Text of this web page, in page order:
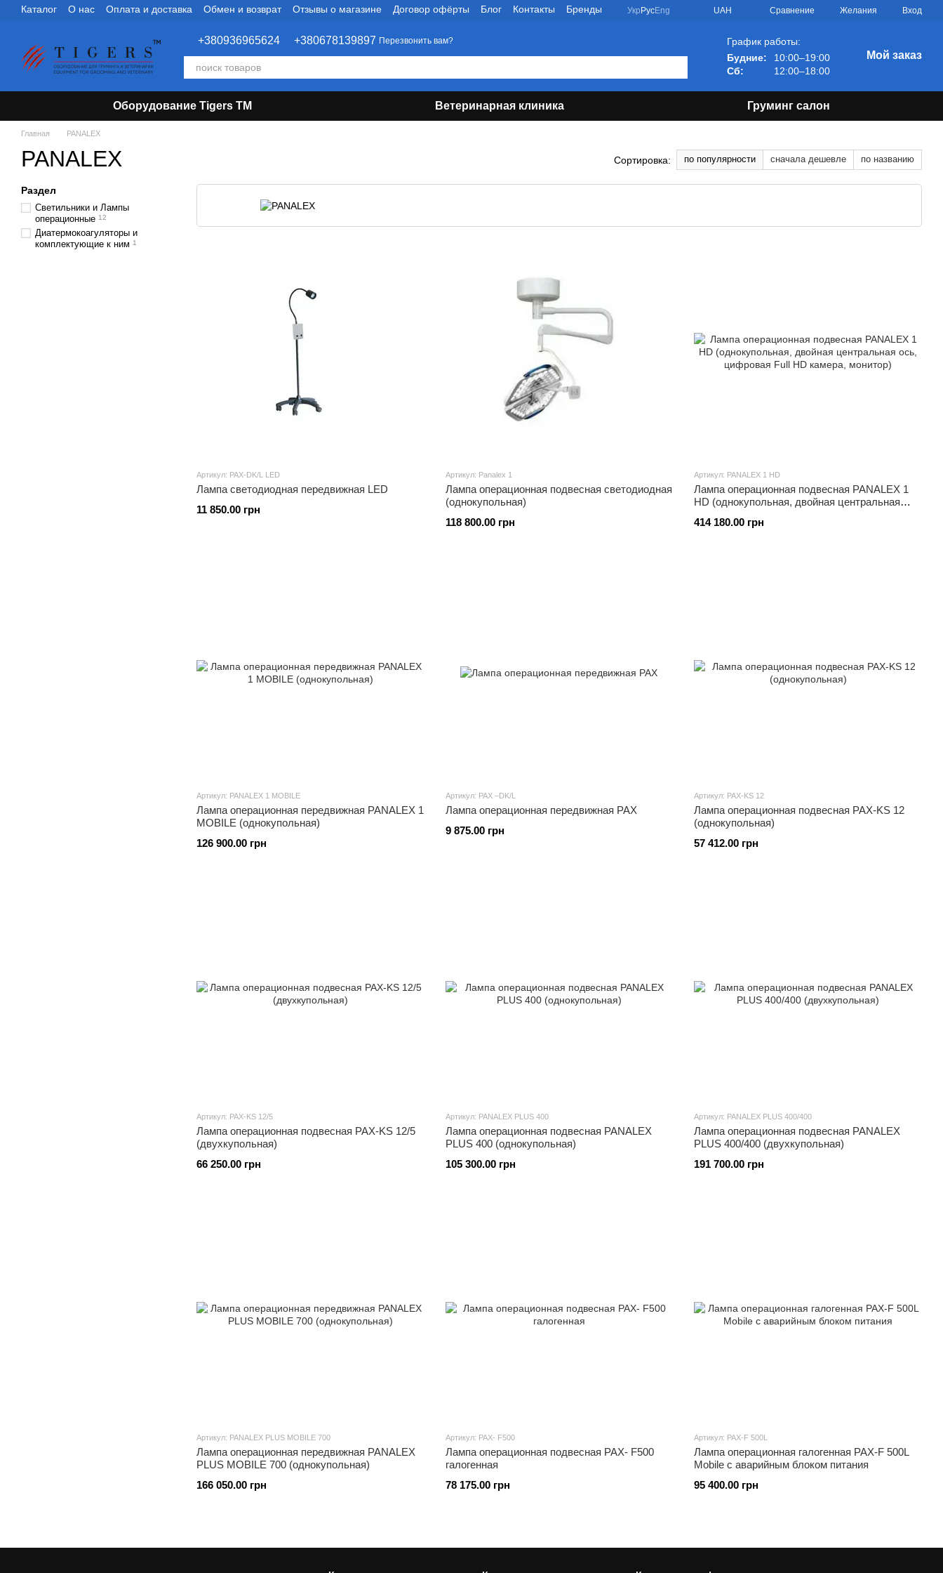
Перейти к основному контенту
Каталог О нас Оплата и доставка Обмен и возврат Отзывы о магазине Договор офёрты Блог Контакты Бренды Укр РусEng UAH Сравнение Желания Вход
+380936965624 +380678139897 Перезвонить вам?
График работы:
Будние:
10:00–19:00
Сб:
12:00–18:00
Мой заказ
Оборудование Tigers TM Ветеринарная клиника Груминг салон
Главная PANALEX
PANALEX Сортировка: по популярности сначала дешевле по названию
Артикул: PAX-DK/L LED
Лампа светодиодная передвижная LED
11 850.00 грн
Артикул: Panalex 1
Лампа операционная подвесная светодиодная
(однокупольная)
118 800.00 грн
Артикул: PANALEX 1 HD
Лампа операционная подвесная PANALEX 1
HD (однокупольная, двойная центральная
414 180.00 грн
Артикул: PANALEX 1 MOBILE
Лампа операционная передвижная PANALEX 1
MOBILE (однокупольная)
126 900.00 грн
Артикул: PAX –DK/L
Лампа операционная передвижная PAX
9 875.00 грн
Артикул: PAX-KS 12
Лампа операционная подвесная PAX-KS 12
(однокупольная)
57 412.00 грн
Артикул: PAX-KS 12/5
Лампа операционная подвесная PAX-KS 12/5
(двухкупольная)
66 250.00 грн
Артикул: PANALEX PLUS 400
Лампа операционная подвесная PANALEX
PLUS 400 (однокупольная)
105 300.00 грн
Артикул: PANALEX PLUS 400/400
Лампа операционная подвесная PANALEX
PLUS 400/400 (двухкупольная)
191 700.00 грн
Артикул: PANALEX PLUS MOBILE 700
Лампа операционная передвижная PANALEX
PLUS MOBILE 700 (однокупольная)
166 050.00 грн
Артикул: PAX- F500
Лампа операционная подвесная PAX- F500
галогенная
78 175.00 грн
Артикул: PAX-F 500L
Лампа операционная галогенная PAX-F 500L
Mobile c аварийным блоком питания
95 400.00 грн
Раздел
Светильники и Лампы
операционные 12
Диатермокоагуляторы и
комплектующие к ним 1